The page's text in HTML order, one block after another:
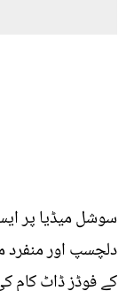
سوشل میڈیا پر
دلچسپ اور منفرد
کے فوڈز ڈاٹ